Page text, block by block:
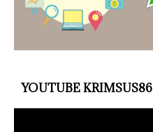
YOUTUBE KRIMSUS86